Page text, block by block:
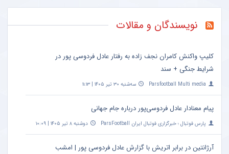
نویسندگان و مقالات
کلیپ واکنش کامران نجف زاده به رفتار عادل فردوسی پور در
شرایط جنگی + سند
Parsfootball Multi media سه‌شنبه ۳۰ تیر ۱۴۰۵ | ۱۱:۱۳
پیام معنادار عادل فردوسی‌پور درباره جام جهانی
پارس فوتبال ؛ خبرگزاری فوتبال ایران ParsFootball دوشنبه ۸ تیر ۱۴۰۵ | ۱۰:۰۹
آرژانتین در برابر اتریش با گزارش عادل فردوسی پور | امشب